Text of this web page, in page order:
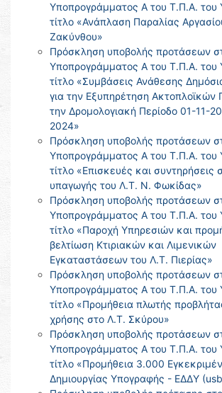
Υποπρογράμματος Α του Τ.Π.Α.
τίτλο «Ανάπλαση Παραλίας
Ζακύνθου»
Πρόσκληση υποβολής προτάσεων
Υποπρογράμματος Α του Τ.Π.Α.
τίτλο «Συμβάσεις Ανάθεσης
για την Εξυπηρέτηση Ακτοπλοϊκών
την Δρομολογιακή Περίοδο 01-11-
2024»
Πρόσκληση υποβολής προτάσεων
Υποπρογράμματος Α του Τ.Π.Α.
τίτλο «Επισκευές και συντηρήσεις
υπαγωγής του Λ.Τ. Ν. Φωκίδας»
Πρόσκληση υποβολής προτάσεων
Υποπρογράμματος Α του Τ.Π.Α.
τίτλο «Παροχή Υπηρεσιών και
βελτίωση Κτιριακών και Λιμενικών
Εγκαταστάσεων του Λ.Τ. Πιερίας»
Πρόσκληση υποβολής προτάσεων
Υποπρογράμματος Α του Τ.Π.Α.
τίτλο «Προμήθεια πλωτής
χρήσης στο Λ.Τ. Σκύρου»
Πρόσκληση υποβολής προτάσεων
Υποπρογράμματος Α του Τ.Π.Α.
τίτλο «Προμήθεια 3.000
Δημιουργίας Υπογραφής - ΕΔΔΥ